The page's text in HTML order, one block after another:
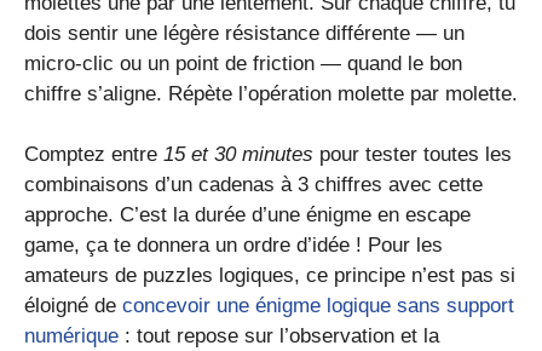
dois sentir une légère résistance différente — un
micro-clic ou un point de friction — quand le bon
chiffre s’aligne. Répète l’opération molette par molette.
Comptez entre 15 et 30 minutes pour tester toutes les
combinaisons d’un cadenas à 3 chiffres avec cette
approche. C’est la durée d’une énigme en escape
game, ça te donnera un ordre d’idée ! Pour les
amateurs de puzzles logiques, ce principe n’est pas si
éloigné de concevoir une énigme logique sans support
numérique : tout repose sur l’observation et la